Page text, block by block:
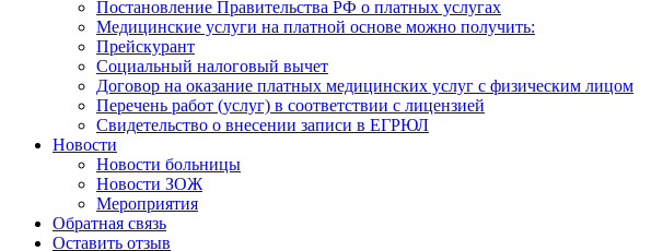
Постановление Правительства РФ о платных услугах
Медицинские услуги на платной основе можно получить:
Прейскурант
Социальный налоговый вычет
Договор на оказание платных медицинских услуг с физическим лицом
Перечень работ (услуг) в соответствии с лицензией
Свидетельство о внесении записи в ЕГРЮЛ
Новости
Новости больницы
Новости ЗОЖ
Мероприятия
Обратная связь
Оставить отзыв